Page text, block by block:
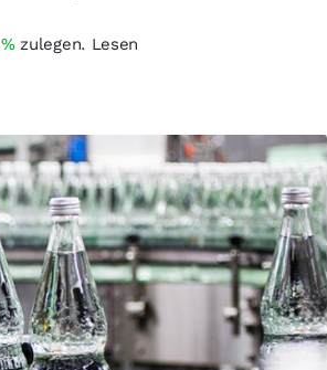
%zulegen. Lesen